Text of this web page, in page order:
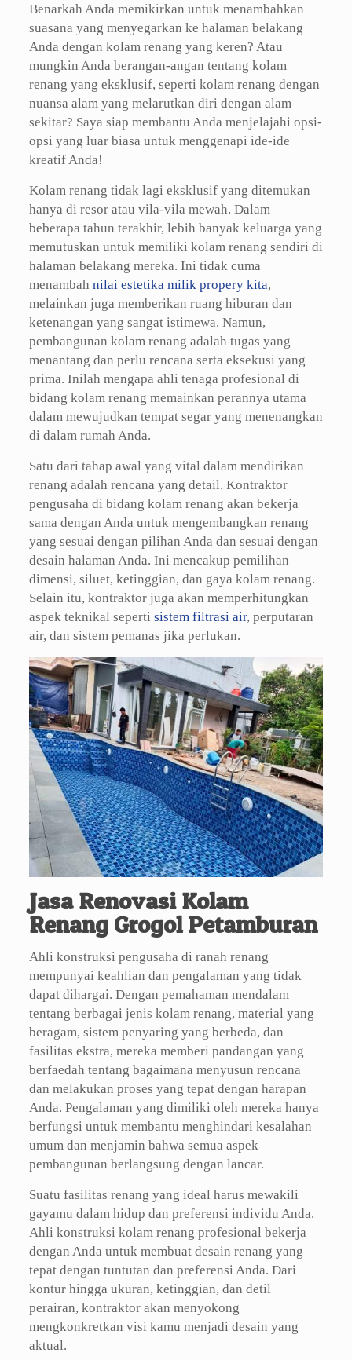
Benarkah Anda memikirkan untuk menambahkan
suasana yang menyegarkan ke halaman belakang
Anda dengan kolam renang yang keren? Atau
mungkin Anda berangan-angan tentang kolam
renang yang eksklusif, seperti kolam renang dengan
nuansa alam yang melarutkan diri dengan alam
sekitar? Saya siap membantu Anda menjelajahi opsi-
opsi yang luar biasa untuk menggenapi ide-ide
kreatif Anda!
Kolam renang tidak lagi eksklusif yang ditemukan
hanya di resor atau vila-vila mewah. Dalam
beberapa tahun terakhir, lebih banyak keluarga yang
memutuskan untuk memiliki kolam renang sendiri di
halaman belakang mereka. Ini tidak cuma
menambah nilai estetika milik propery kita,
melainkan juga memberikan ruang hiburan dan
ketenangan yang sangat istimewa. Namun,
pembangunan kolam renang adalah tugas yang
menantang dan perlu rencana serta eksekusi yang
prima. Inilah mengapa ahli tenaga profesional di
bidang kolam renang memainkan perannya utama
dalam mewujudkan tempat segar yang menenangkan
di dalam rumah Anda.
Satu dari tahap awal yang vital dalam mendirikan
renang adalah rencana yang detail. Kontraktor
pengusaha di bidang kolam renang akan bekerja
sama dengan Anda untuk mengembangkan renang
yang sesuai dengan pilihan Anda dan sesuai dengan
desain halaman Anda. Ini mencakup pemilihan
dimensi, siluet, ketinggian, dan gaya kolam renang.
Selain itu, kontraktor juga akan memperhitungkan
aspek teknikal seperti sistem filtrasi air, perputaran
air, dan sistem pemanas jika perlukan.
Jasa Renovasi Kolam
Renang Grogol Petamburan
Ahli konstruksi pengusaha di ranah renang
mempunyai keahlian dan pengalaman yang tidak
dapat dihargai. Dengan pemahaman mendalam
tentang berbagai jenis kolam renang, material yang
beragam, sistem penyaring yang berbeda, dan
fasilitas ekstra, mereka memberi pandangan yang
berfaedah tentang bagaimana menyusun rencana
dan melakukan proses yang tepat dengan harapan
Anda. Pengalaman yang dimiliki oleh mereka hanya
berfungsi untuk membantu menghindari kesalahan
umum dan menjamin bahwa semua aspek
pembangunan berlangsung dengan lancar.
Suatu fasilitas renang yang ideal harus mewakili
gayamu dalam hidup dan preferensi individu Anda.
Ahli konstruksi kolam renang profesional bekerja
dengan Anda untuk membuat desain renang yang
tepat dengan tuntutan dan preferensi Anda. Dari
kontur hingga ukuran, ketinggian, dan detil
perairan, kontraktor akan menyokong
mengkonkretkan visi kamu menjadi desain yang
aktual.